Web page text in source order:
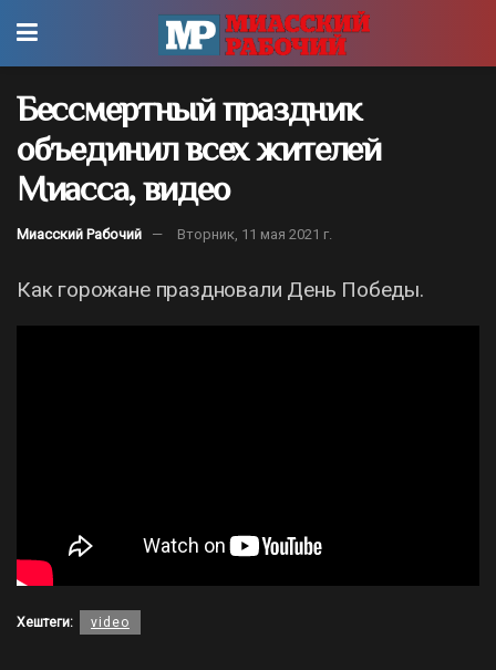
Бессмертный праздник
объединил всех жителей
Миасса, видео
Миасский Рабочий Вторник, 11 мая 2021 г.
Как горожане праздновали День Победы.
Хештеги: video